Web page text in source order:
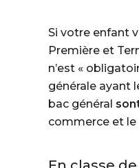
Si votre enfant
Première et
n’est «
générale ayant
bac général
commerce et le